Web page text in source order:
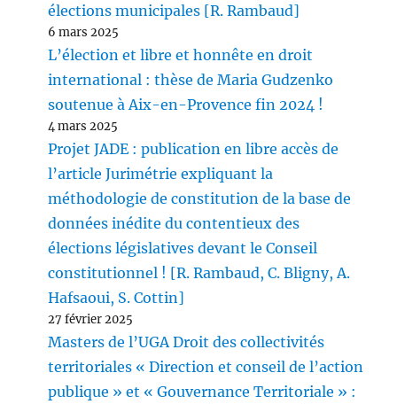
élections municipales [R. Rambaud]
6 mars 2025
L’élection et libre et honnête en droit
international : thèse de Maria Gudzenko
soutenue à Aix-en-Provence fin 2024 !
4 mars 2025
Projet JADE : publication en libre accès de
l’article Jurimétrie expliquant la
méthodologie de constitution de la base de
données inédite du contentieux des
élections législatives devant le Conseil
constitutionnel ! [R. Rambaud, C. Bligny, A.
Hafsaoui, S. Cottin]
27 février 2025
Masters de l’UGA Droit des collectivités
territoriales « Direction et conseil de l’action
publique » et « Gouvernance Territoriale » :